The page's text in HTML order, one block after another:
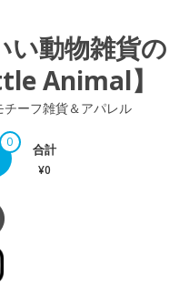
い動物雑貨の
Animal】
ーフ雑貨＆アパレル
0 合計
¥0